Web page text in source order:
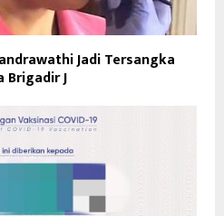
Jadi Tersangka
Brigadir J